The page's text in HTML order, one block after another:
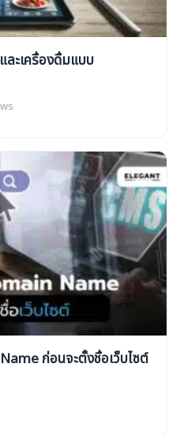
ละเครื่องดื่มแบบ
ก่อนจะตั้งชื่อเว็บไซต์